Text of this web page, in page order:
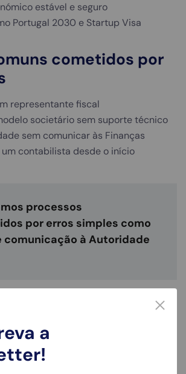
estável e seguro
Portugal 2030 e Startup Visa
cometidos por
representante fiscal
societário sem suporte técnico
sem comunicar às Finanças
contabilista desde o início
processos
por erros simples como
comunicação à Autoridade
funcionários
empresa?
da empresa e da sua regularização
a